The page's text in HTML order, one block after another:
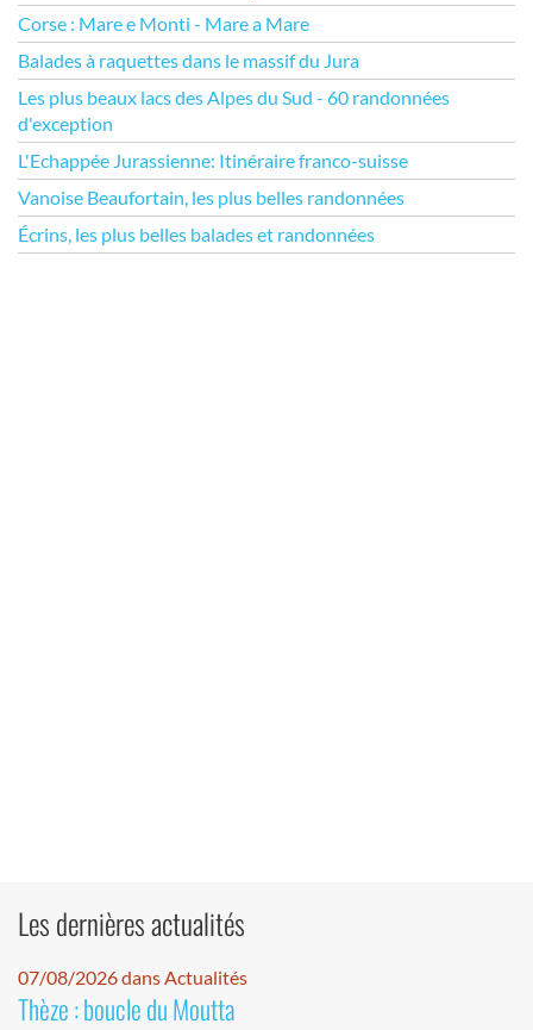
Corse : Mare e Monti - Mare a Mare
Balades à raquettes dans le massif du Jura
Les plus beaux lacs des Alpes du Sud - 60 randonnées
d'exception
L'Echappée Jurassienne: Itinéraire franco-suisse
Vanoise Beaufortain, les plus belles randonnées
Écrins, les plus belles balades et randonnées
Les dernières actualités
07/08/2026 dans Actualités
Thèze : boucle du Moutta